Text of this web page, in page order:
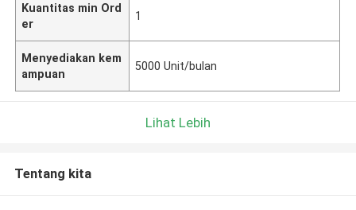
Kuantitas min Ord
er
1
Menyediakan kem
ampuan
5000 Unit/bulan
Lihat Lebih
Tentang kita